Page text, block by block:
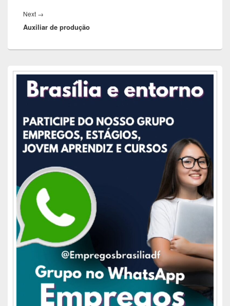
Next →
post:
Auxiliar de produção
Área